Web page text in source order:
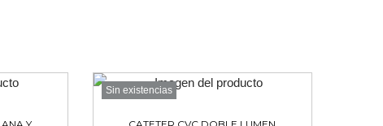
Y
Sin existencias
CATETER CVC DOBLE LUMEN